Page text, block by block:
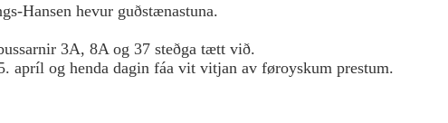
Hansen hevur guðstænastuna.
3A, 8A og 37 steðga tætt við.
apríl og henda dagin fáa vit vitjan av føroyskum prestum.